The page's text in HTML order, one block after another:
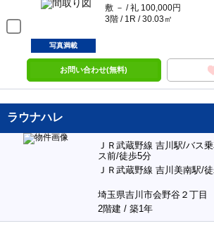
敷 － / 礼 100,000円
3階 / 1R / 30.03㎡
写真満載
お問い合わせ(無料)
ラウナハレ
ＪＲ武蔵野線 吉川駅/バス
ス前/徒歩5分
ＪＲ武蔵野線 吉川美南駅/
埼玉県吉川市会野谷２丁目
2階建 / 築1年